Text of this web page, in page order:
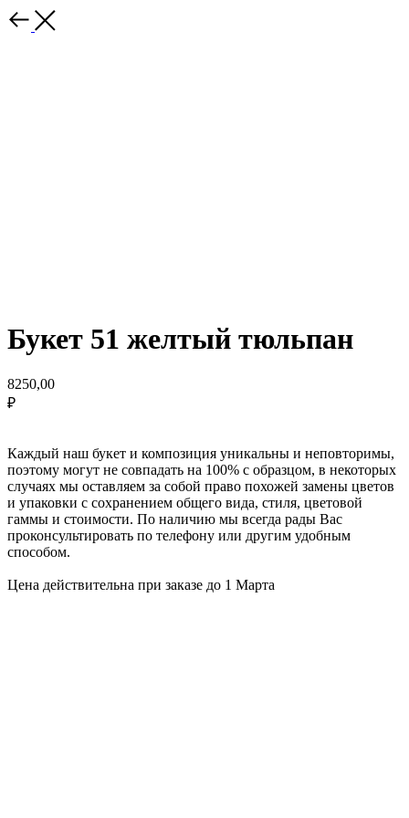
Букет 51 желтый тюльпан
8250,00
₽
Каждый наш букет и композиция уникальны и неповторимы,
поэтому могут не совпадать на 100% с образцом, в некоторых
случаях мы оставляем за собой право похожей замены цветов
и упаковки с сохранением общего вида, стиля, цветовой
гаммы и стоимости. По наличию мы всегда рады Вас
проконсультировать по телефону или другим удобным
способом.
Цена действительна при заказе до 1 Марта